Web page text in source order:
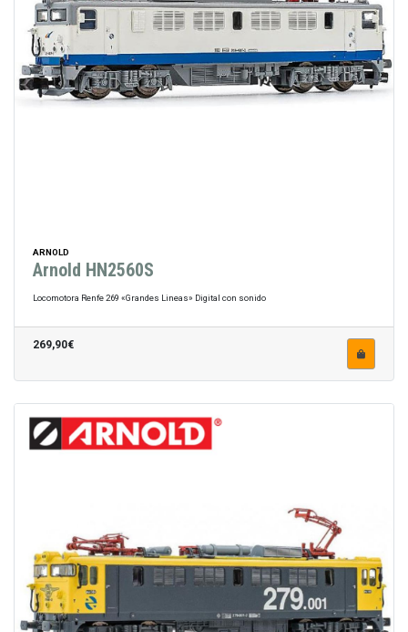
ARNOLD
Arnold HN2560S
Locomotora Renfe 269 «Grandes Lineas» Digital con sonido
269,90€